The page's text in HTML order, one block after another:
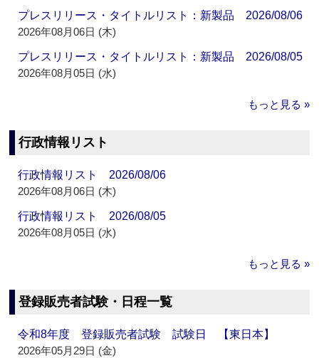
プレスリリース・タイトルリスト：新製品 2026/08/06
2026年08月06日 (木)
プレスリリース・タイトルリスト：新製品 2026/08/05
2026年08月05日 (水)
もっと見る »
行政情報リスト
行政情報リスト 2026/08/06
2026年08月06日 (木)
行政情報リスト 2026/08/05
2026年08月05日 (水)
もっと見る »
登録販売者試験・日程一覧
令和8年度 登録販売者試験 試験日 【東日本】
2026年05月29日 (金)